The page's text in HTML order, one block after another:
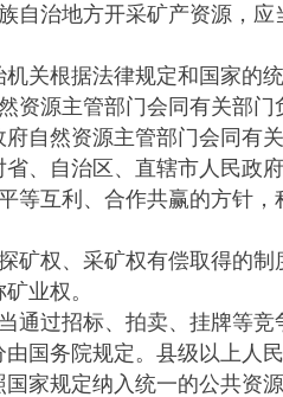
地方开采矿产资源，应
根据法律规定和国家的统
主管部门会同有关部门
然资源主管部门会同有关
自治区、直辖市人民政府
互利、合作共赢的方针，
权、采矿权有偿取得的制
业权。
招标、拍卖、挂牌等竞
务院规定。县级以上人民
规定纳入统一的公共资源